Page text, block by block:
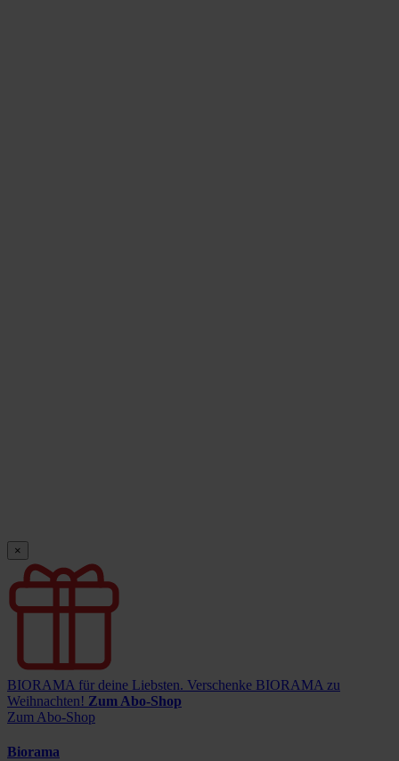
×
BIORAMA für deine Liebsten. Verschenke BIORAMA zu
Weihnachten! Zum Abo-Shop
Zum Abo-Shop
Biorama